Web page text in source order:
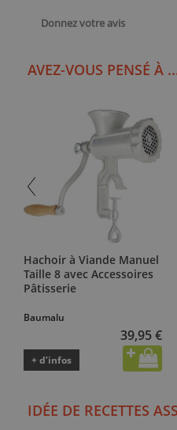
Donnez votre avis
AVEZ-VOUS PENSÉ À
Hachoir à Viande Manuel
Taille 8 avec Accessoires
Pâtisserie
Baumalu
39,95 €
+ d’infos
IDÉE DE RECETTES